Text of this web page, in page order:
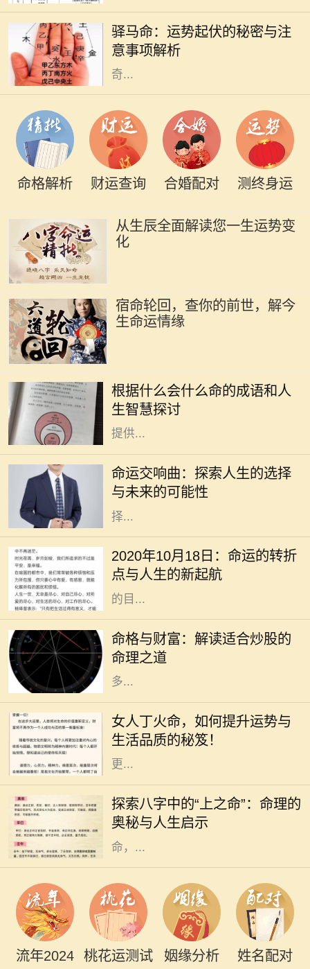
驿马命：运势起伏的秘密与注
意事项解析
的概念，意味着一个人命中有驿马星
相伴，通常与流动、变迁、出行紧密
相关。许多人可能对这一命理产生好
奇...
命格解析 财运查询 合婚配对 测终身运
从生辰全面解读您一生运势变
化
宿命轮回，查你的前世，解今
生命运情缘
根据什么会什么命的成语和人
生智慧探讨
聚了丰富的历史和哲理，还反映了古
人的智慧和人生观。在我们的生活
中，各种巧妙的成语常常能够给我们
提供...
命运交响曲：探索人生的选择
与未来的可能性
在这个快节奏的时代，许多人常常感
到迷茫，甚至对未来充满了担忧。电
影《命运交响曲》通过一段跌宕起伏
的故事，引导观众深入思考人生的选
择...
2020年10月18日：命运的转折
点与人生的新起航
2020年10月18日，作为一个看似普
通的日子，却在不知不觉中成了许多
人生活的转折点。在这个时代高速发
展的背景下，我们总是忙于追逐眼前
的目...
命格与财富：解读适合炒股的
命理之道
在现代社会，股市作为一种重要的投
资方式，吸引了越来越多的人参与。
然而，炒股不仅仅是简单地买入和卖
出，更是与个人的命理息息相关。许
多...
女人丁火命，如何提升运势与
生活品质的秘笈！
在中国传统命理学中，丁火命代表了
热情、温暖和灵动。对于女人来说，
丁火命的特质使她们充满了活力和魅
力。但是，要想在生活和事业中实现
更...
探索八字中的“上之命”：命理的
奥秘与人生启示
在中国传统命理学中，每个人的出生
时刻可以用八字来描述，而八字又可
以分为多种命格，其中“上之命”便是
一种颇具神秘色彩的命格。上之
命，...
流年2024 桃花运测试 姻缘分析 姓名配对